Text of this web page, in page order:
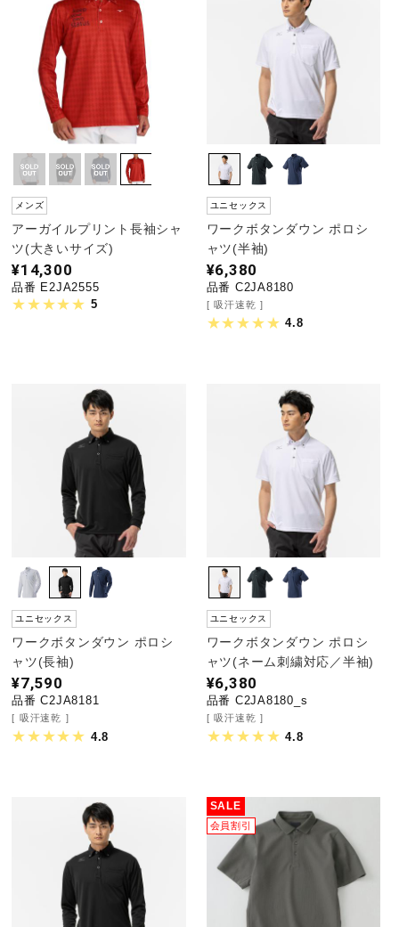
メンズ
アーガイルプリント長袖シャ
ツ(大きいサイズ)
¥14,300
品番 E2JA2555
5
ユニセックス
ワークボタンダウン ポロシ
ャツ(半袖)
¥6,380
品番 C2JA8180
吸汗速乾
4.8
ユニセックス
ワークボタンダウン ポロシ
ャツ(長袖)
¥7,590
品番 C2JA8181
吸汗速乾
4.8
ユニセックス
ワークボタンダウン ポロシ
ャツ(ネーム刺繍対応／半袖)
¥6,380
品番 C2JA8180_s
吸汗速乾
4.8
SALE
会員割引